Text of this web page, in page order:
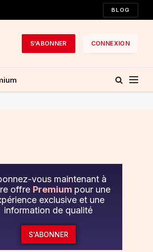
BLOG
S'ABONNER CONNEXION
vous maintenant à
offre Premium pour une
exclusive et une
information de qualité
S'ABONNER